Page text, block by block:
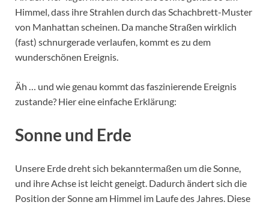
Himmel, dass ihre Strahlen durch das Schachbrett-Muster
von Manhattan scheinen. Da manche Straßen wirklich
(fast) schnurgerade verlaufen, kommt es zu dem
wunderschönen Ereignis.
Äh … und wie genau kommt das faszinierende Ereignis
zustande? Hier eine einfache Erklärung:
Sonne und Erde
Unsere Erde dreht sich bekanntermaßen um die Sonne,
und ihre Achse ist leicht geneigt. Dadurch ändert sich die
Position der Sonne am Himmel im Laufe des Jahres. Diese